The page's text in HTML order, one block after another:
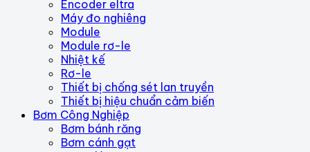
Encoder eltra
Máy đo nghiêng
Module
Module rơ-le
Nhiệt kế
Rơ-le
Thiết bị chống sét lan truyền
Thiết bị hiệu chuẩn cảm biến
Bơm Công Nghiệp
Bơm bánh răng
Bơm cánh gạt